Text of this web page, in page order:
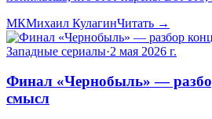
МКМихаил КулагинЧитать →
Западные сериалы·2 мая 2026 г.
Финал «Чернобыль» —
смысл